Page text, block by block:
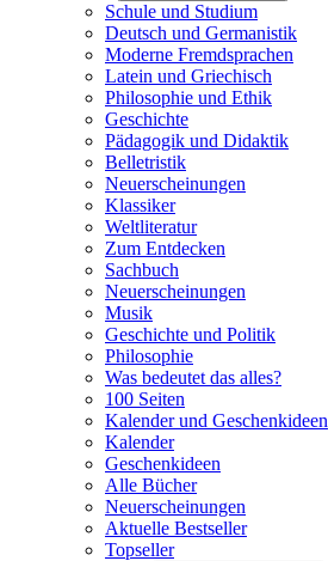
Schule und Studium
Deutsch und Germanistik
Moderne Fremdsprachen
Latein und Griechisch
Philosophie und Ethik
Geschichte
Pädagogik und Didaktik
Belletristik
Neuerscheinungen
Klassiker
Weltliteratur
Zum Entdecken
Sachbuch
Neuerscheinungen
Musik
Geschichte und Politik
Philosophie
Was bedeutet das alles?
100 Seiten
Kalender und Geschenkideen
Kalender
Geschenkideen
Alle Bücher
Neuerscheinungen
Aktuelle Bestseller
Topseller